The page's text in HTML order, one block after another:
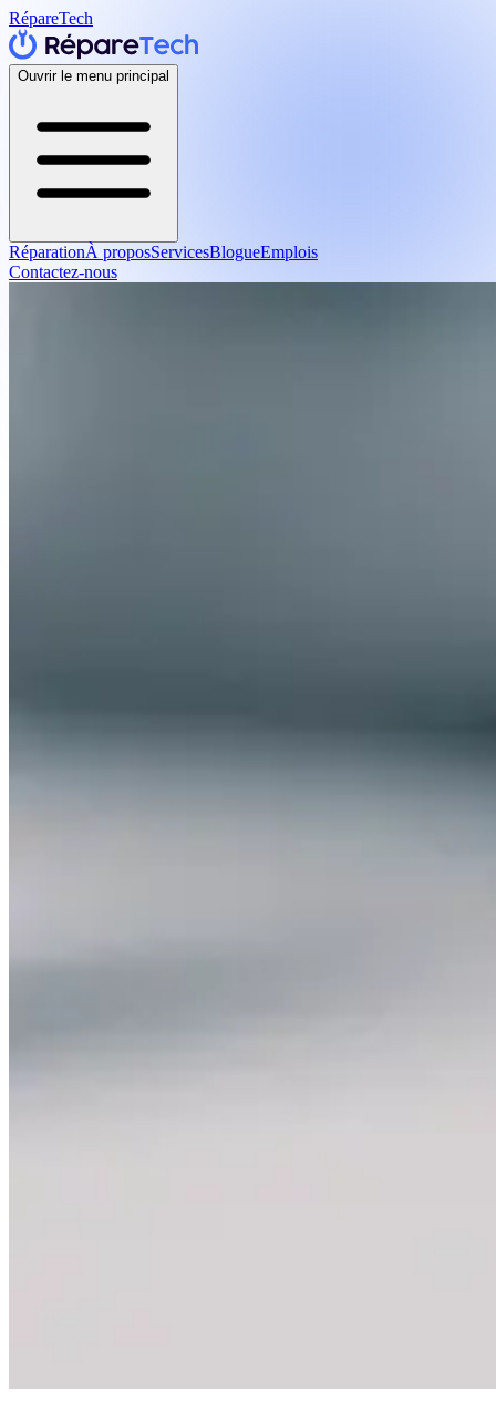
RépareTech
Ouvrir le menu principal
RéparationÀ proposServicesBlogueEmplois
Contactez-nous